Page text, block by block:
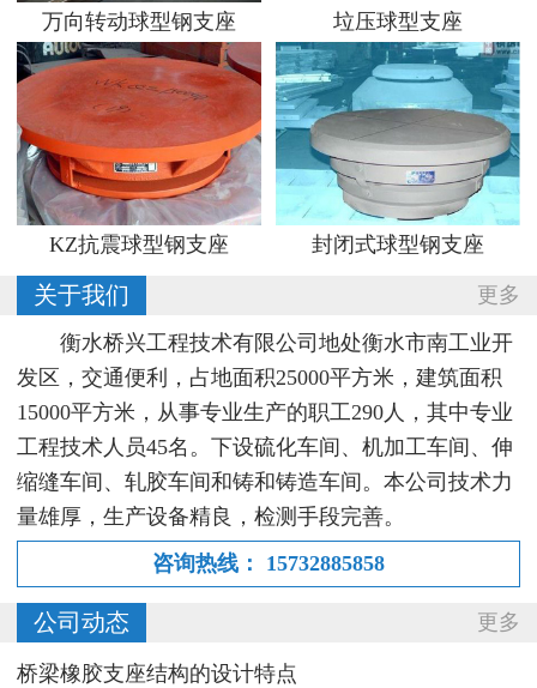
万向转动球型钢支座 垃压球型支座
KZ抗震球型钢支座 封闭式球型钢支座
更多
关于我们
衡水桥兴工程技术有限公司地处衡水市南工业开
发区，交通便利，占地面积25000平方米，建筑面积
15000平方米，从事专业生产的职工290人，其中专业
工程技术人员45名。下设硫化车间、机加工车间、伸
缩缝车间、轧胶车间和铸和铸造车间。本公司技术力
量雄厚，生产设备精良，检测手段完善。
咨询热线：
15732885858
更多
公司动态
桥梁橡胶支座结构的设计特点